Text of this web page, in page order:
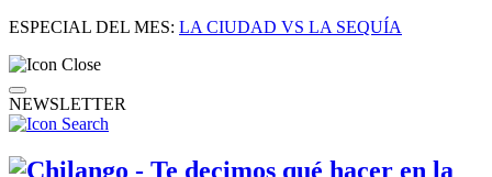
ESPECIAL DEL MES: LA CIUDAD VS LA SEQUÍA
NEWSLETTER